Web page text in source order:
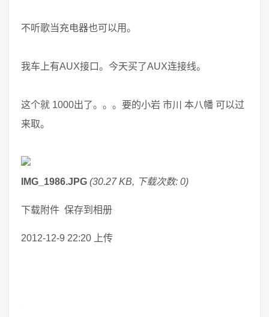
不听歌当充电器也可以用。
我车上有AUX接口。今天买了AUX连接线。
这个就 1000出了。。。要的小岩 市川 本八幡 可以过
来取。
IMG_1986.JPG (30.27 KB, 下载次数: 0)
下载附件 保存到相册
2012-12-9 22:20 上传